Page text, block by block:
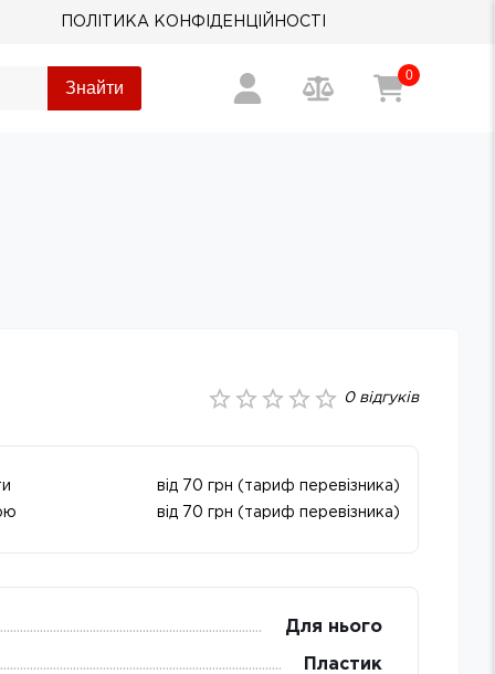
ПОЛІТИКА КОНФІДЕНЦІЙНОСТІ
Знайти
0
0відгуків
від 70 грн (тариф перевізника)
від 70 грн (тариф перевізника)
Для нього
Пластик